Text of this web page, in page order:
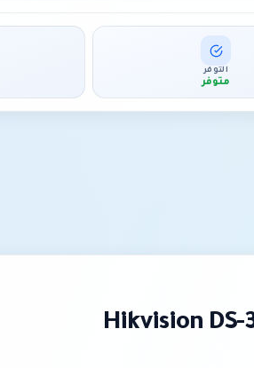
التوفر
متوفر
Hikvision DS-